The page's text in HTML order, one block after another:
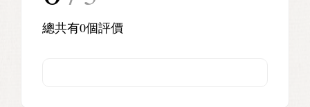
總共有0個評價